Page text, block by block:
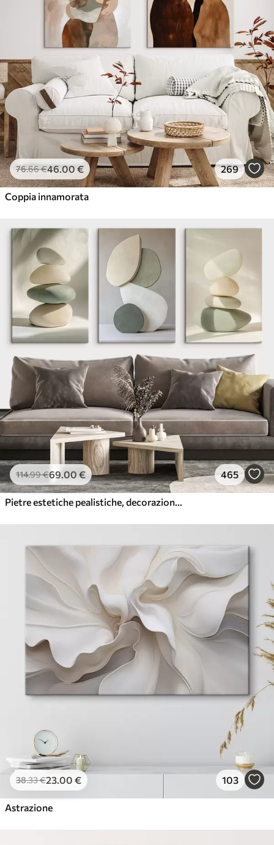
76.66€46.00 € 269
Coppia innamorata
114.99€69.00 € 465
Pietre estetiche pealistiche, decorazione della casa, illuminazione naturale
38.33€23.00 € 103
Astrazione